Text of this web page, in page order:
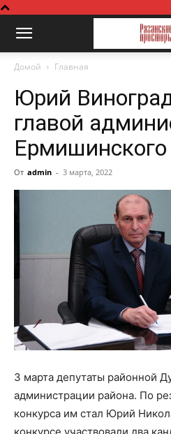
Домой Главная
Юрий
главой
Ермишинского
От admin - 3 марта, 2022
3 марта депутаты районной
администрации района. По
конкурса им стал Юрий